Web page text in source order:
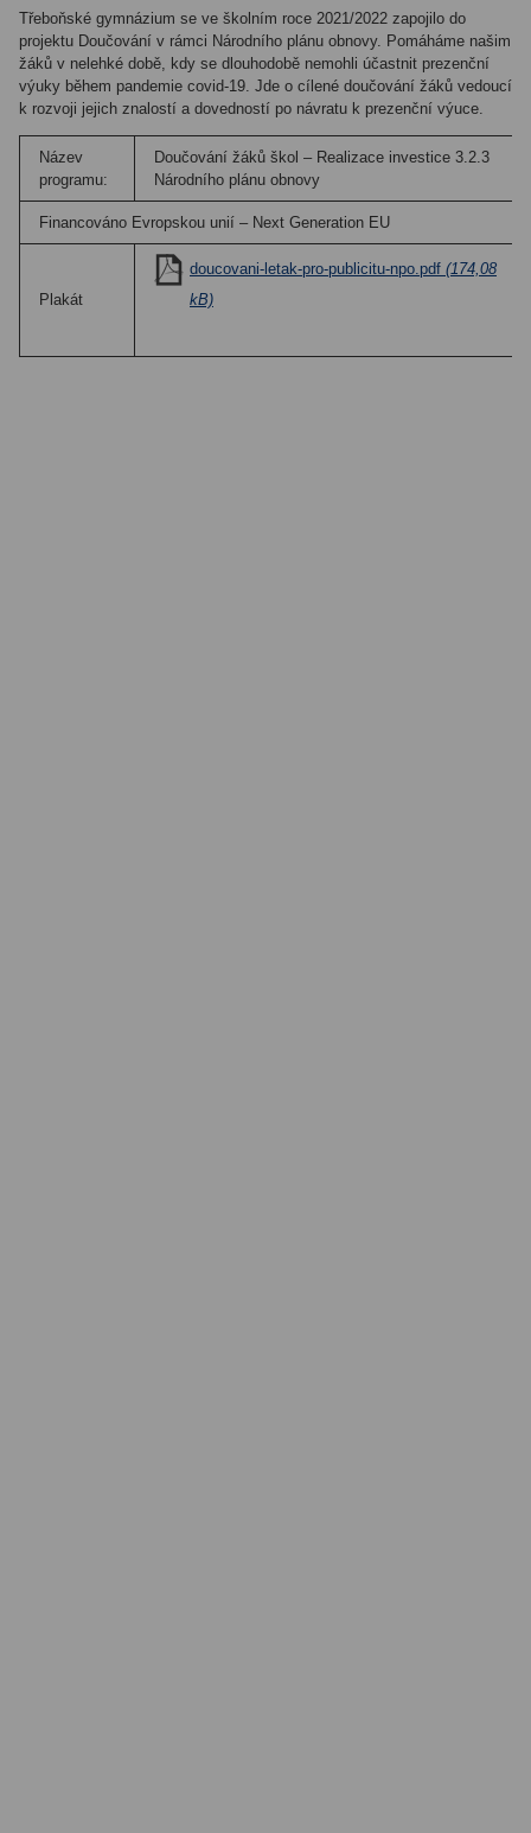
Třeboňské gymnázium se ve školním roce 2021/2022 zapojilo do
projektu Doučování v rámci Národního plánu obnovy. Pomáháme našim
žáků v nelehké době, kdy se dlouhodobě nemohli účastnit prezenční
výuky během pandemie covid-19. Jde o cílené doučování žáků vedoucí
k rozvoji jejich znalostí a dovedností po návratu k prezenční výuce.
Název
programu:
Doučování žáků škol – Realizace investice 3.2.3
Národního plánu obnovy
Financováno Evropskou unií – Next Generation EU
Plakát
doucovani-letak-pro-publicitu-npo.pdf (174,08
kB)